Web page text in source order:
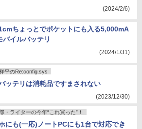
(2024/2/6)
ちょっとでポケットにも入る5,000mA
バイルバッテリ
(2024/1/31)
平のRe:config.sys
ッテリは消耗品ですまされない
(2023/12/30)
・ライターの今年“これ買った”！
にも(一応)ノートPCにも1台で対応でき